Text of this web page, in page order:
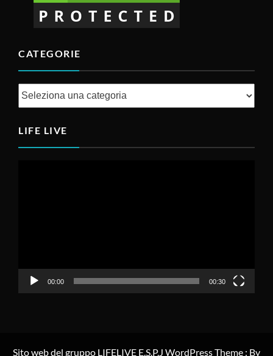
CATEGORIE
Categorie
LIFE LIVE
00:00 00:30
Sito web del gruppo LIFELIVE E.S.P.J WordPress Theme : By